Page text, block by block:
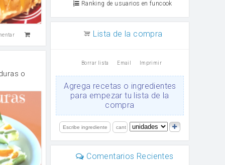
o
Ranking de usuarios en funcook
Lista de la compra
Borrar lista Email Imprimir
Agrega recetas o ingredientes
para empezar tu lista de la
compra
Comentarios Recientes